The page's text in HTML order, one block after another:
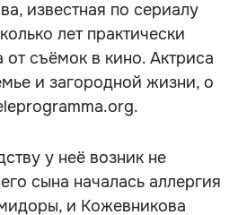
известная по сериалу
лет практически
съёмок в кино. Актриса
и загородной жизни, о
у неё возник не
сына началась аллергия
и Кожевникова